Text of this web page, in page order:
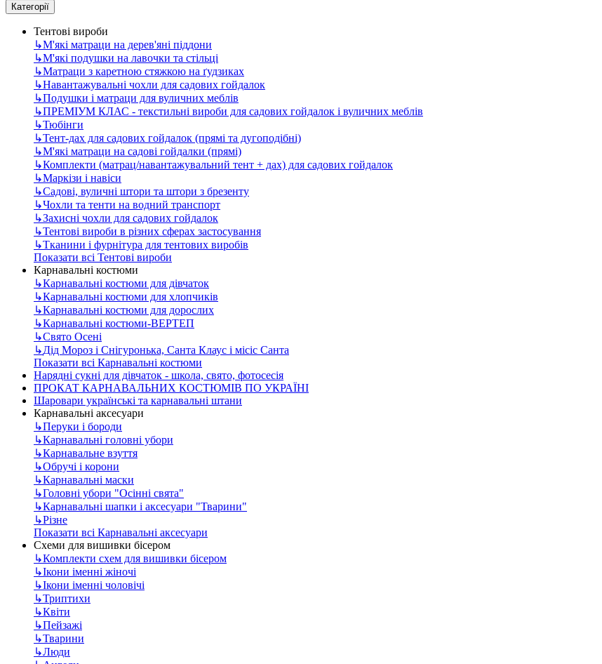
Категорії
Тентові вироби
↳М'які матраци на дерев'яні піддони
↳М'які подушки на лавочки та стільці
↳Матраци з каретною стяжкою на ґудзиках
↳Навантажувальні чохли для садових гойдалок
↳Подушки і матраци для вуличних меблів
↳ПРЕМІУМ КЛАС - текстильні вироби для садових гойдалок і вуличних меблів
↳Тюбінги
↳Тент-дах для садових гойдалок (прямі та дугоподібні)
↳М'які матраци на садові гойдалки (прямі)
↳Комплекти (матрац/навантажувальний тент + дах) для садових гойдалок
↳Маркізи і навіси
↳Садові, вуличні штори та штори з брезенту
↳Чохли та тенти на водний транспорт
↳Захисні чохли для садових гойдалок
↳Тентові вироби в різних сферах застосування
↳Тканини і фурнітура для тентових виробів
Показати всі Тентові вироби
Карнавальні костюми
↳Карнавальні костюми для дівчаток
↳Карнавальні костюми для хлопчиків
↳Карнавальні костюми для дорослих
↳Карнавальні костюми-ВЕРТЕП
↳Свято Осені
↳Дід Мороз і Снігуронька, Санта Клаус і місіс Санта
Показати всі Карнавальні костюми
Нарядні сукні для дівчаток - школа, свято, фотосесія
ПРОКАТ КАРНАВАЛЬНИХ КОСТЮМІВ ПО УКРАЇНІ
Шаровари українські та карнавальні штани
Карнавальні аксесуари
↳Перуки і бороди
↳Карнавальні головні убори
↳Карнавальне взуття
↳Обручі і корони
↳Карнавальні маски
↳Головні убори "Осінні свята"
↳Карнавальні шапки і аксесуари "Тварини"
↳Різне
Показати всі Карнавальні аксесуари
Схеми для вишивки бісером
↳Комплекти схем для вишивки бісером
↳Ікони іменні жіночі
↳Ікони іменні чоловічі
↳Триптихи
↳Квіти
↳Пейзажі
↳Тварини
↳Люди